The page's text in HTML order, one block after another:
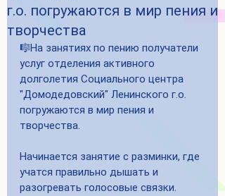
г.о. погружаются в мир пения и
творчества
🎼На занятиях по пению получатели
услуг отделения активного
долголетия Социального центра
"Домодедовский" Ленинского г.о.
погружаются в мир пения и
творчества.
Начинается занятие с разминки, где
учатся правильно дышать и
разогревать голосовые связки.